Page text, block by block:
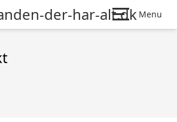
der-har-alt.dk Menu